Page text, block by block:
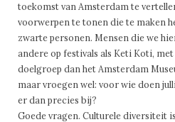
toekomst van Amsterdam te
voorwerpen te tonen die te maken
zwarte personen. Mensen die we
andere op festivals als Keti Koti,
doelgroep dan het Amsterdam
maar vroegen wel: voor wie doen
er dan precies bij?
Goede vragen. Culturele diversiteit